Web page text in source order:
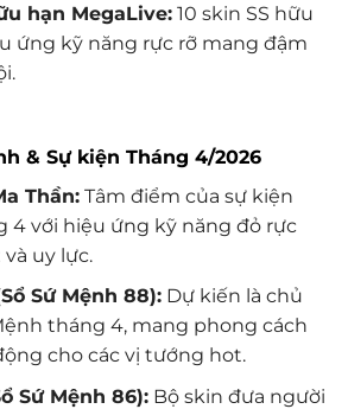
hạn MegaLive:10 skin SS hữu
ứng kỹ năng rực rỡ mang đậm
& Sự kiện Tháng 4/2026
Thần:Tâm điểm của sự kiện
4 với hiệu ứng kỹ năng đỏ rực
uy lực.
Sứ Mệnh 88):Dự kiến là chủ
tháng 4, mang phong cách
cho các vị tướng hot.
Sứ Mệnh 86):Bộ skin đưa người